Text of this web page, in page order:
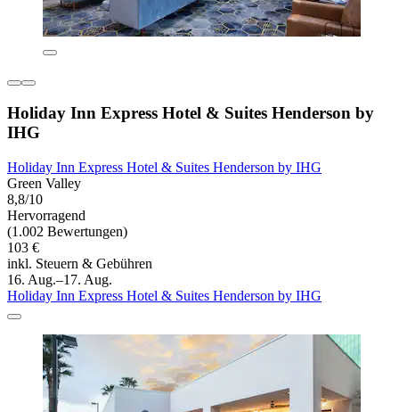
Holiday Inn Express Hotel & Suites Henderson by
IHG
Holiday Inn Express Hotel & Suites Henderson by IHG
Green Valley
8,8/10
Hervorragend
(1.002 Bewertungen)
103 €
inkl. Steuern & Gebühren
16. Aug.–17. Aug.
Holiday Inn Express Hotel & Suites Henderson by IHG